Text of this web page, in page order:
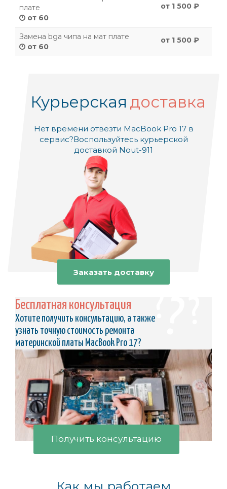
плате
от 60
от 1 500 ₽
Замена bga чипа на мат плате
от 60
от 1 500 ₽
Курьерская доставка
Нет времени отвезти MacBook Pro 17 в
сервис?Воспользуйтесь курьерской
доставкой Nout-911
Заказать доставку
Бесплатная консультация
Хотите получить консультацию, а также
узнать точную стоимость ремонта
материнской платы MacBook Pro 17?
Получить консультацию